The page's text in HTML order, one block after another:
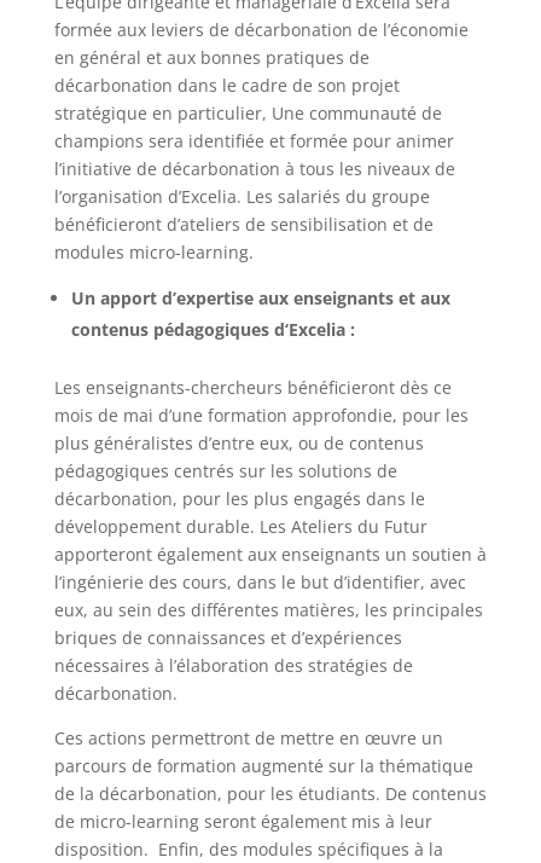
formée aux leviers de décarbonation de l’économie
en général et aux bonnes pratiques de
décarbonation dans le cadre de son projet
stratégique en particulier, Une communauté de
champions sera identifiée et formée pour animer
l’initiative de décarbonation à tous les niveaux de
l’organisation d’Excelia. Les salariés du groupe
bénéficieront d’ateliers de sensibilisation et de
modules micro-learning.
Un apport d’expertise aux enseignants et aux
contenus pédagogiques d‘Excelia :
Les enseignants-chercheurs bénéficieront dès ce
mois de mai d’une formation approfondie, pour les
plus généralistes d’entre eux, ou de contenus
pédagogiques centrés sur les solutions de
décarbonation, pour les plus engagés dans le
développement durable. Les Ateliers du Futur
apporteront également aux enseignants un soutien à
l’ingénierie des cours, dans le but d’identifier, avec
eux, au sein des différentes matières, les principales
briques de connaissances et d’expériences
nécessaires à l’élaboration des stratégies de
décarbonation.
Ces actions permettront de mettre en œuvre un
parcours de formation augmenté sur la thématique
de la décarbonation, pour les étudiants. De contenus
de micro-learning seront également mis à leur
disposition. Enfin, des modules spécifiques à la